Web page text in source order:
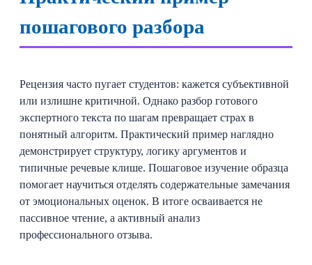
пошагового разбора
Рецензия часто пугает студентов: кажется субъективной
или излишне критичной. Однако разбор готового
экспертного текста по шагам превращает страх в
понятный алгоритм. Практический пример наглядно
демонстрирует структуру, логику аргументов и
типичные речевые клише. Пошаговое изучение образца
помогает научиться отделять содержательные замечания
от эмоциональных оценок. В итоге осваивается не
пассивное чтение, а активный анализ
профессионального отзыва.